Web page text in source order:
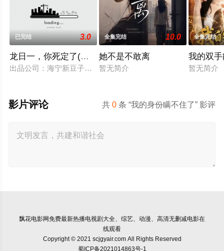
已完结 3.0
龙日一，你死定了(短剧)
出品公司：海宁新豆子影视传媒有限公司、北京九和龙胜文化
全集完结 10.0
她不是不敢离
暂无简介
全集完结
我的双
暂无简介
共0 条 “我的身份瞒不住了” 影评
影片评论
飘花电影网免费最新热播电视剧大全、综艺、动漫、高清无删减电影在
线观看
Copyright © 2021 scjgyair.com All Rights Reserved
蜀ICP备2021014863号-1